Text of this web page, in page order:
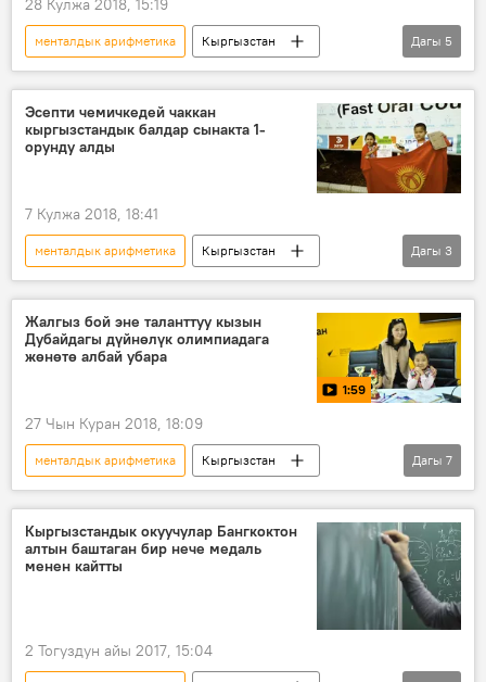
28 Кулжа 2018, 15:19
менталдык арифметика
Кыргызстан
Коом
Жаңылыктар
Дубай
олимпиада
жеңиш
Дагы 5
Эсепти чемичкедей чаккан
кыргызстандык балдар сынакта 1-
орунду алды
7 Кулжа 2018, 18:41
менталдык арифметика
Кыргызстан
Коом
Жаңылыктар Ысык-Көл
Дагы 3
Жалгыз бой эне таланттуу кызын
Дубайдагы дүйнөлүк олимпиадага
жөнөтө албай убара
1:59
27 Чын Куран 2018, 18:09
менталдык арифметика
Кыргызстан
Коом
Жаңылыктар
Мультимедиа
окуучу
Дагы 7
Кыргызстандык окуучулар Бангкоктон
алтын баштаган бир нече медаль
менен кайтты
2 Тогуздун айы 2017, 15:04